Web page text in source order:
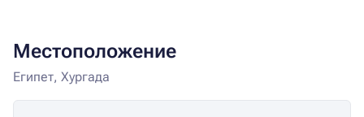
Местоположение
Египет, Хургада